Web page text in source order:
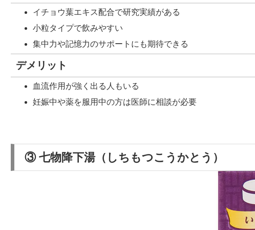
イチョウ葉エキス配合で研究実績がある
小粒タイプで飲みやすい
集中力や記憶力のサポートにも期待できる
デメリット
血流作用が強く出る人もいる
妊娠中や薬を服用中の方は医師に相談が必要
③ 七物降下湯（しちもつこうかとう）